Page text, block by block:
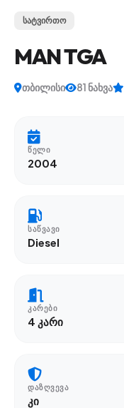
სატვირთო
MAN TGA
თბილისი 81 ნახვა
ᲬᲔᲚᲘ
2004
ᲡᲐᲬᲕᲐᲕᲘ
Diesel
ᲙᲐᲠᲔᲑᲘ
4 კარი
ᲓᲐᲖᲦᲕᲔᲕᲐ
კი